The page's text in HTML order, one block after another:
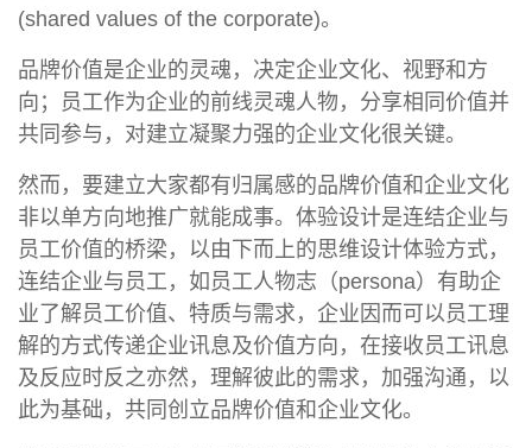
(shared values of the corporate)。
品牌价值是企业的灵魂，决定企业文化、视野和方
向；员工作为企业的前线灵魂人物，分享相同价值并
共同参与，对建立凝聚力强的企业文化很关键。
然而，要建立大家都有归属感的品牌价值和企业文化
非以单方向地推广就能成事。体验设计是连结企业与
员工价值的桥梁，以由下而上的思维设计体验方式，
连结企业与员工，如员工人物志（persona）有助企
业了解员工价值、特质与需求，企业因而可以员工理
解的方式传递企业讯息及价值方向，在接收员工讯息
及反应时反之亦然，理解彼此的需求，加强沟通，以
此为基础，共同创立品牌价值和企业文化。